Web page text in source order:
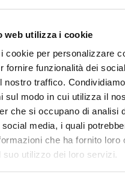
web utilizza i cookie
cookie per personalizzare
fornire funzionalità dei
nostro traffico.
sul modo in cui utilizza il
che si occupano di analisi
social media, i quali
che ha fornito loro
suo utilizzo dei loro servizi.